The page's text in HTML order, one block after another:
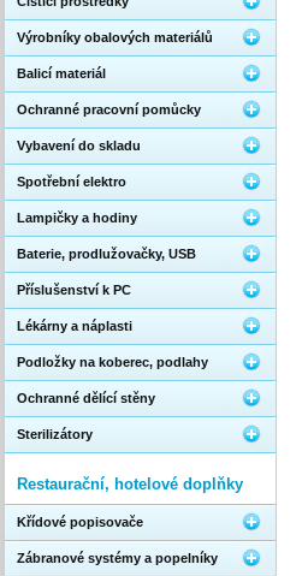
Výrobníky obalových materiálů
Balicí materiál
Ochranné pracovní pomůcky
Vybavení do skladu
Spotřební elektro
Lampičky a hodiny
Baterie, prodlužovačky, USB
Příslušenství k PC
Lékárny a náplasti
Podložky na koberec, podlahy
Ochranné dělící stěny
Sterilizátory
Restaurační, hotelové doplňky
Křídové popisovače
Zábranové systémy a popelníky